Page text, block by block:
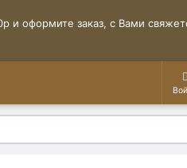
и оформите заказ, с Вами